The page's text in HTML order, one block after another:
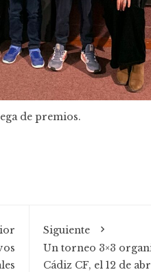
de premios.
Siguiente
Un torneo 3×3
Cádiz CF, el 12 de